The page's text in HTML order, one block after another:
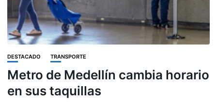
DESTACADO TRANSPORTE
Metro de Medellín cambia horario
en sus taquillas